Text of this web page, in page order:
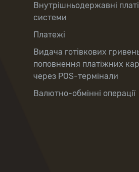
Внутрішньодержавні
системи
Платежі
Видача готівкових
поповнення платіжних
через POS-термінали
Валютно-обмінні операції